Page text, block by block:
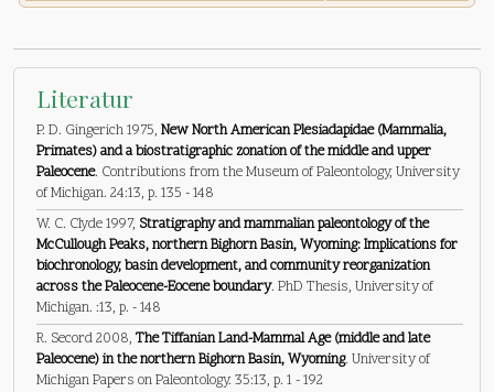
Literatur
P. D. Gingerich 1975, New North American Plesiadapidae (Mammalia,
Primates) and a biostratigraphic zonation of the middle and upper
Paleocene. Contributions from the Museum of Paleontology, University
of Michigan. 24:13, p. 135 - 148
W. C. Clyde 1997, Stratigraphy and mammalian paleontology of the
McCullough Peaks, northern Bighorn Basin, Wyoming: Implications for
biochronology, basin development, and community reorganization
across the Paleocene-Eocene boundary. PhD Thesis, University of
Michigan. :13, p. - 148
R. Secord 2008, The Tiffanian Land-Mammal Age (middle and late
Paleocene) in the northern Bighorn Basin, Wyoming. University of
Michigan Papers on Paleontology. 35:13, p. 1 - 192